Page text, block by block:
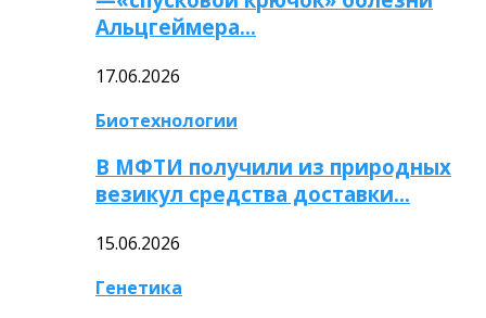
Альцгеймера…
17.06.2026
Биотехнологии
В МФТИ получили из природных
везикул средства доставки…
15.06.2026
Генетика